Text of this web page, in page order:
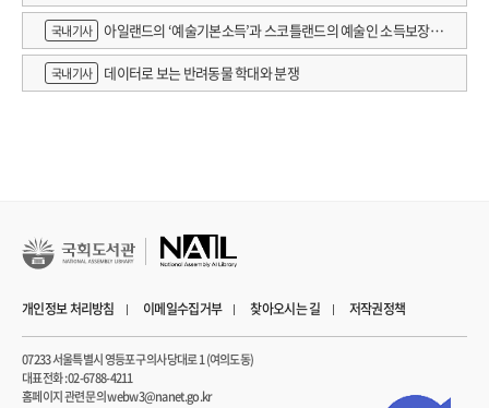
국내기사
아일랜드의 ‘예술기본소득’과 스코틀랜드의 예술인 소득보장정
책 논의
국내기사 데이터로 보는 반려동물 학대와 분쟁
개인정보 처리방침 이메일수집거부 찾아오시는 길 저작권정책
07233 서울특별시 영등포구 의사당대로 1 (여의도동)
대표전화 : 02-6788-4211
홈페이지 관련 문의 webw3@nanet.go.kr